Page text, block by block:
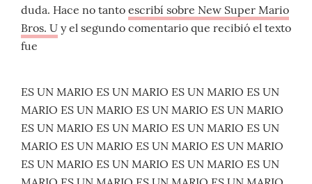
duda. Hace no tanto escribí sobre New Super Mario
Bros. U y el segundo comentario que recibió el texto
fue
ES UN MARIO ES UN MARIO ES UN MARIO ES UN
MARIO ES UN MARIO ES UN MARIO ES UN MARIO
ES UN MARIO ES UN MARIO ES UN MARIO ES UN
MARIO ES UN MARIO ES UN MARIO ES UN MARIO
ES UN MARIO ES UN MARIO ES UN MARIO ES UN